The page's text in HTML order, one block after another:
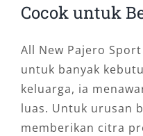
Cocok untuk
All New Pajero
untuk banyak
keluarga, ia
luas. Untuk urusan
memberikan citra